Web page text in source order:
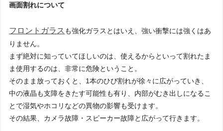
画面割れについて
フロントガラス も強化ガラスとはいえ、強い衝撃には強くはあ
りません。
まず絶対に知っていてほしいのは、使えるからといって割れたま
ま使用するのは、非常に危険ということ。
そのまま放っておくと、1本のひび割れが徐々に広がっていき、
中の液晶も支障をきたす可能性も有り、内部がむき出しになるこ
とで湿気やホコリなどの異物の影響も受けます。
その結果、カメラ故障・スピーカー故障と広がって行きます。